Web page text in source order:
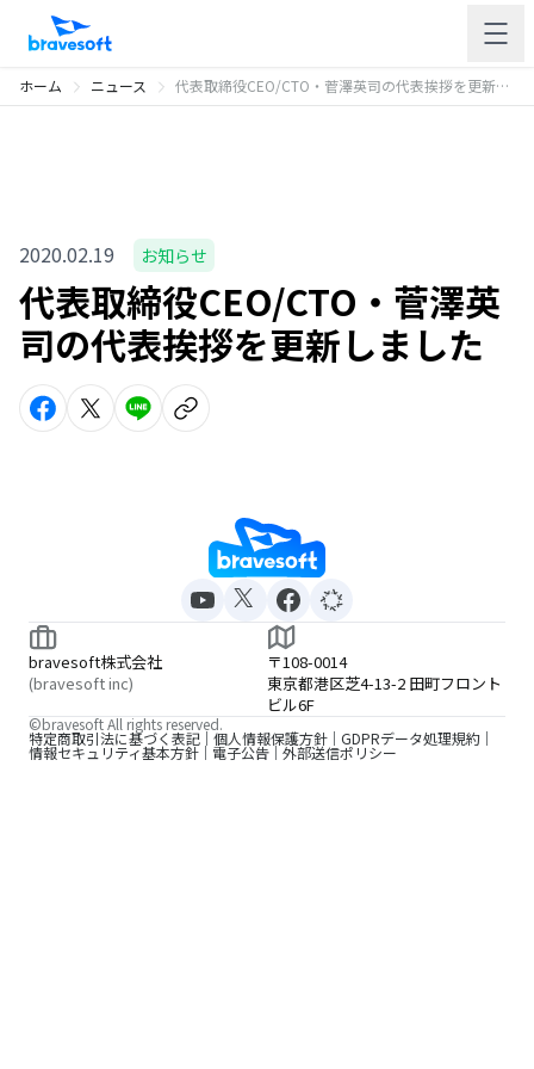
ホーム ニュース 代表取締役CEO/CTO・菅澤英司の代表挨拶を更新しました
2020.02.19 お知らせ
代表取締役CEO/CTO・菅澤英
司の代表挨拶を更新しました
bravesoft株式会社
(bravesoft inc)
〒108-0014
東京都港区芝4-13-2 田町フロント
ビル6F
特定商取引法に基づく表記 個人情報保護方針 GDPRデータ処理規約
情報セキュリティ基本方針 電子公告 外部送信ポリシー
©bravesoft All rights reserved.